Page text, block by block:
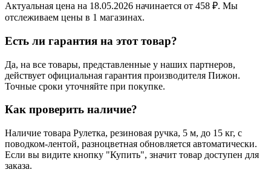
Актуальная цена на 18.05.2026 начинается от 458 ₽. Мы
отслеживаем цены в 1 магазинах.
Есть ли гарантия на этот товар?
Да, на все товары, представленные у наших партнеров,
действует официальная гарантия производителя Пижон.
Точные сроки уточняйте при покупке.
Как проверить наличие?
Наличие товара Рулетка, резиновая ручка, 5 м, до 15 кг, с
поводком-лентой, разноцветная обновляется автоматически.
Если вы видите кнопку "Купить", значит товар доступен для
заказа.